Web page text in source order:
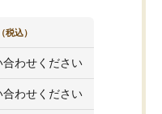
（税込）
わせください
わせください